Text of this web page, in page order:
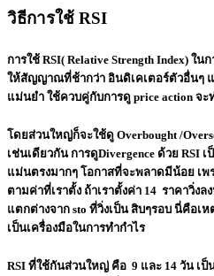
วิธีการใช้ RSI
การใช้ RSI( Relative Strength Index) ใ
ให้สัญญาณที่ช้ากว่า อินดิเคเตอร์ตัวอื่นๆ
แม่นยำ ใช้ควบคู่กับการดู price action จะ
โดยส่วนใหญ่ก็จะใช้ดู Overbought /
เช่นเดียวกัน การดูDivergence ด้วย RSI
แม่นตรงมากๆ โอกาสที่จะพลาดมีน้อย เพ
ตามค่าที่เราตั้ง ถ้าเราตั้งค่า 14 ราคาวิ่ง
แตกต่างจาก sto ที่วิ่งเป็น สิบๆรอบ นี่คือเ
เป็นเครื่องมือในการทำกำไร
RSI ที่ใช้กันส่วนใหญ่ คือ 9 และ 14 วัน เ